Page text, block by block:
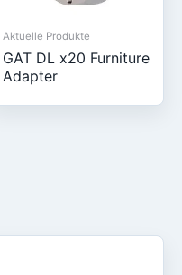
Aktuelle Produkte
GAT DL x20 Furniture
Adapter